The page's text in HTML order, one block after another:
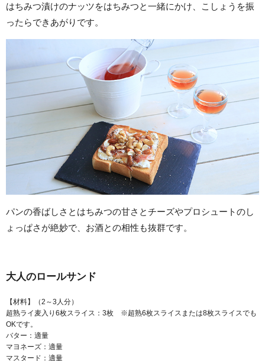
はちみつ漬けのナッツをはちみつと一緒にかけ、こしょうを振
ったらできあがりです。
パンの香ばしさとはちみつの甘さとチーズやプロシュートのし
ょっぱさが絶妙で、お酒との相性も抜群です。
大人のロールサンド
【材料】（2～3人分）
超熟ライ麦入り6枚スライス：3枚 ※超熟6枚スライスまたは8枚スライスでも
OKです。
バター：適量
マヨネーズ：適量
マスタード：適量